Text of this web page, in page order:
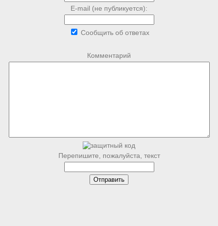
E-mail (не публикуется):
Сообщить об ответах
Комментарий
Перепишите, пожалуйста, текст